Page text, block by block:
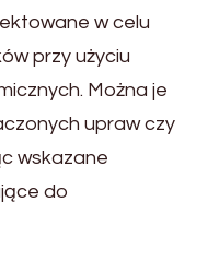
w celu
przy użyciu
Można je
upraw czy
wskazane
do